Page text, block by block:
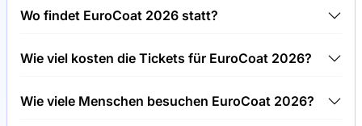
26.03.2026 statt.
Wo findet EuroCoat 2026 statt?
(VIPARIS), Frankreich statt.
Wie viel kosten die Tickets für EuroCoat 2026?
Besucher.
Wie viele Menschen besuchen EuroCoat 2026?